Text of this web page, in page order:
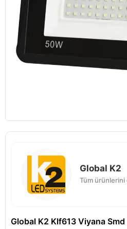
Global K2
Tüm
Global K2 Klf613 Viyana Smd